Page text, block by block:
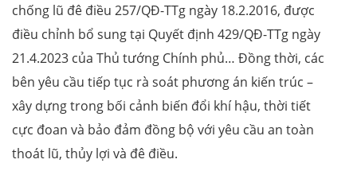
chống lũ đê điều 257/QĐ-TTg ngày 18.2.2016, được
điều chỉnh bổ sung tại Quyết định 429/QĐ-TTg ngày
21.4.2023 của Thủ tướng Chính phủ… Đồng thời, các
bên yêu cầu tiếp tục rà soát phương án kiến trúc –
xây dựng trong bối cảnh biến đổi khí hậu, thời tiết
cực đoan và bảo đảm đồng bộ với yêu cầu an toàn
thoát lũ, thủy lợi và đê điều.